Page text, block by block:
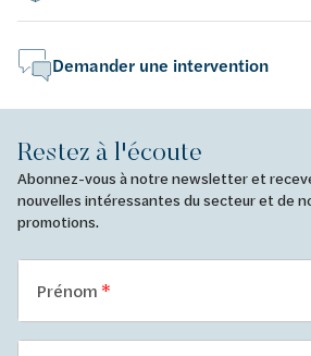
Demander une intervention
Restez à l'écoute
Abonnez-vous à notre newsletter et
nouvelles intéressantes du secteur et de
promotions.
Prénom